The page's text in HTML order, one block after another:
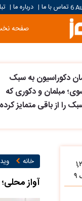
6تماس با ما | درباره ما |
صفحه
دکوراسیون به سبک
مبلمان و دکوری که
را از باقی متمایز کرده
خانه
آواز